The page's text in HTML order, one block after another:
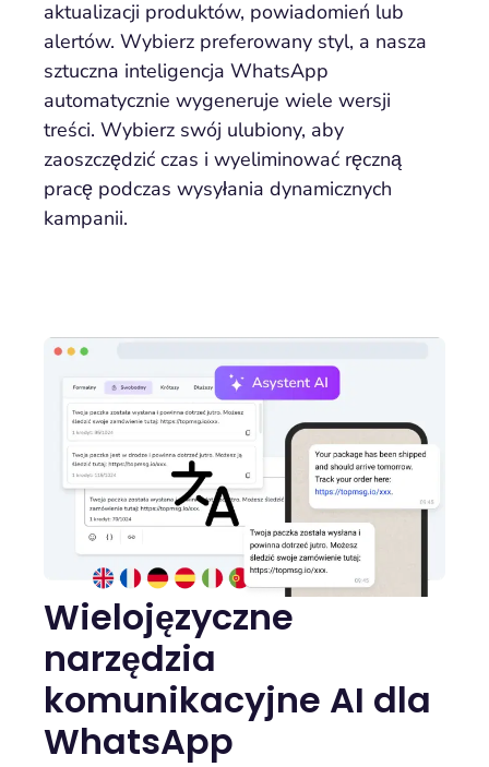
aktualizacji produktów, powiadomień lub
alertów. Wybierz preferowany styl, a nasza
sztuczna inteligencja WhatsApp
automatycznie wygeneruje wiele wersji
treści. Wybierz swój ulubiony, aby
zaoszczędzić czas i wyeliminować ręczną
pracę podczas wysyłania dynamicznych
kampanii.
Wielojęzyczne
narzędzia
komunikacyjne AI dla
WhatsApp